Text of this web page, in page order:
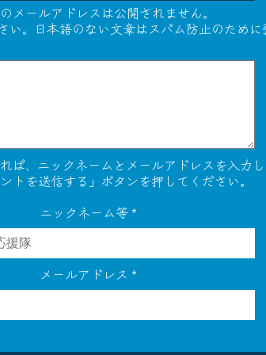
メールアドレスは公開されません。
。日本語のない文章はスパム防止のために
ば、ニックネームとメールアドレスを入力
トを送信する」ボタンを押してください。
ニックネーム等*
メールアドレス*